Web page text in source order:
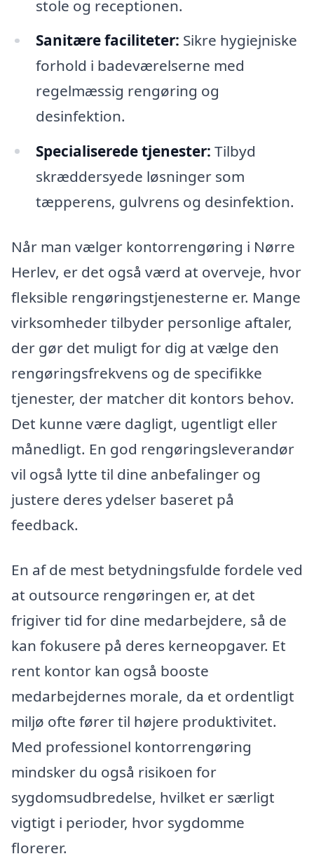
stole og receptionen.
Sanitære faciliteter: Sikre hygiejniske
forhold i badeværelserne med
regelmæssig rengøring og
desinfektion.
Specialiserede tjenester: Tilbyd
skræddersyede løsninger som
tæpperens, gulvrens og desinfektion.
Når man vælger kontorrengøring i Nørre
Herlev, er det også værd at overveje, hvor
fleksible rengøringstjenesterne er. Mange
virksomheder tilbyder personlige aftaler,
der gør det muligt for dig at vælge den
rengøringsfrekvens og de specifikke
tjenester, der matcher dit kontors behov.
Det kunne være dagligt, ugentligt eller
månedligt. En god rengøringsleverandør
vil også lytte til dine anbefalinger og
justere deres ydelser baseret på
feedback.
En af de mest betydningsfulde fordele ved
at outsource rengøringen er, at det
frigiver tid for dine medarbejdere, så de
kan fokusere på deres kerneopgaver. Et
rent kontor kan også booste
medarbejdernes morale, da et ordentligt
miljø ofte fører til højere produktivitet.
Med professionel kontorrengøring
mindsker du også risikoen for
sygdomsudbredelse, hvilket er særligt
vigtigt i perioder, hvor sygdomme
florerer.